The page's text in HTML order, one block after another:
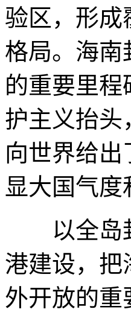
验区，形成
格局。海南
的重要里
护主义抬头
向世界给
显大国气度
以全岛封
港建设，把
外开放的重